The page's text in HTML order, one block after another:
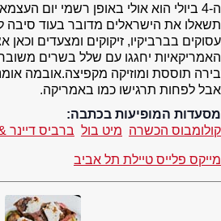
ה-4 ביולי הוא אולי באופן רשמי יום
תשאלו את הישראלים מדובר בעוד סיבה
עסוקים בברביקיו, זיקוקים ומצעדים
האמריקאיות יחגגו עם שלל בשרים
בירה תוססת ומוזיקה מקפיצה.אובמה
אבל לפחות תרגישו כמו באמריקה.
מסעדות המופיעות בכתבה:
קולומבוס הכשרה מיט בול ברביס דיינר
מייקס פלייס טיילת תל אביב